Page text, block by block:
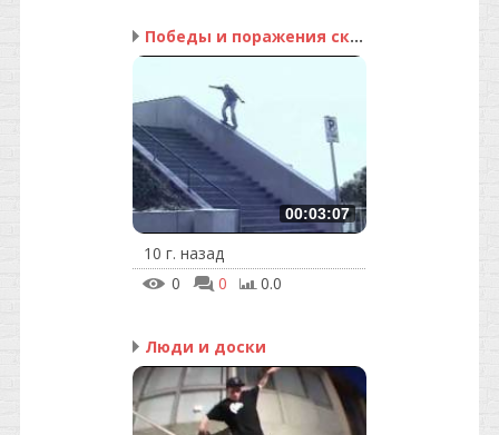
Победы и поражения скей...
00:03:07
10 г. назад
0
0 0.0
Люди и доски